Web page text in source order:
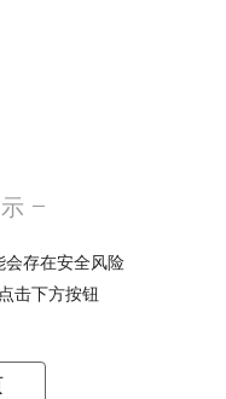
存在安全风险
击下方按钮